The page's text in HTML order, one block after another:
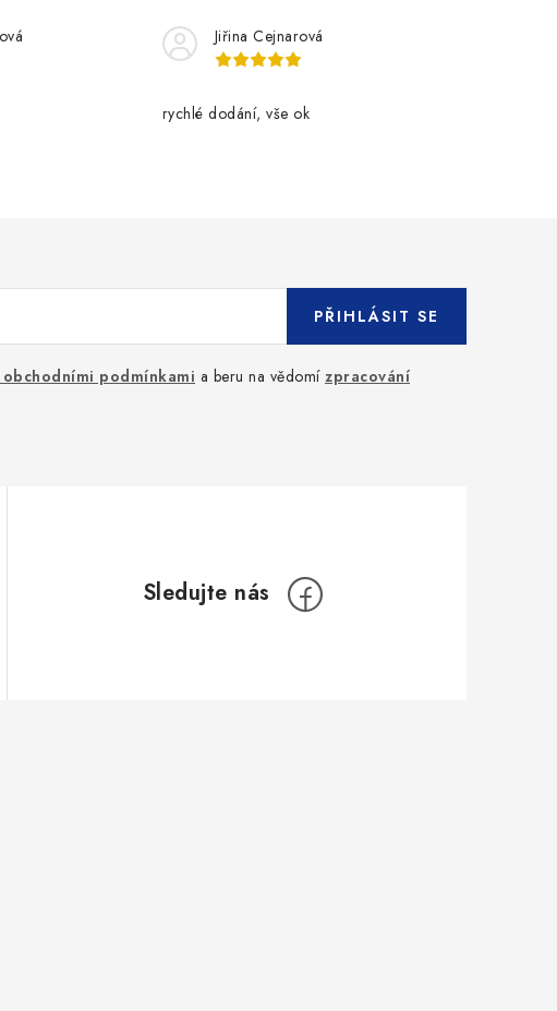
Jiřina Cejnarová
rychlé dodání, vše ok
podmínkami a beru na vědomí zpracování
PŘIHLÁSIT SE